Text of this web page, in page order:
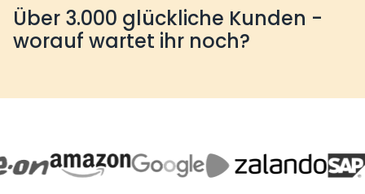
Über 3.000 glückliche Kunden -
worauf wartet ihr noch?